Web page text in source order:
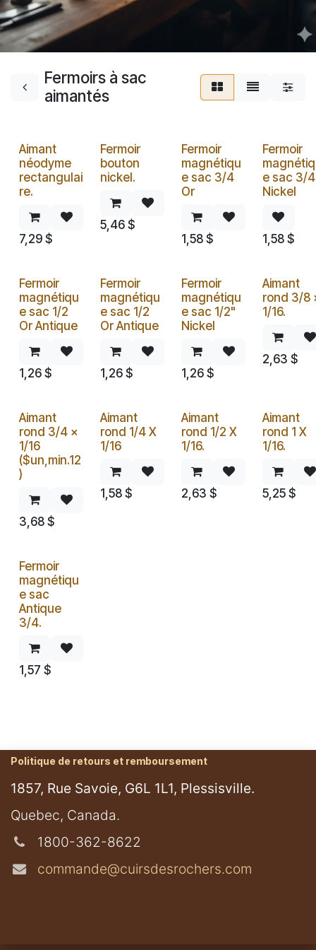
Fermoirs à sac
aimantés
Aimant
néodyme
rectangulai
re.
7,29 $
Fermoir
bouton
nickel.
5,46 $
Fermoir
magnétiqu
e sac 3/4
Or
1,58 $
Fermoir
e sac 3/4
Nickel
1,58 $
Fermoir
magnétiqu
e sac 1/2
Or Antique
1,26 $
Fermoir
magnétiqu
e sac 1/2
Or Antique
1,26 $
Fermoir
magnétiqu
e sac 1/2"
Nickel
1,26 $
Aimant
rond 3/8
1/16.
2,63 $
Aimant
rond 3/4 x
1/16
($un,min.12
)
3,68 $
Aimant
rond 1/4 X
1/16
1,58 $
Aimant
rond 1/2 X
1/16.
2,63 $
Aimant
rond 1 X
1/16.
5,25 $
Fermoir
magnétiqu
e sac
Antique
3/4.
1,57 $
Politique de retours et remboursement
1857, Rue Savoie, G6L 1L1, Plessisville.
​Quebec, Canada.
1800-362-8622
commande@cuirsdesrochers.com